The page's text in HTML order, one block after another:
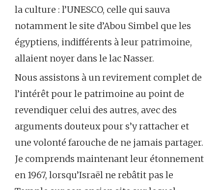
la culture : l’UNESCO, celle qui sauva
notamment le site d’Abou Simbel que les
égyptiens, indifférents à leur patrimoine,
allaient noyer dans le lac Nasser.
Nous assistons à un revirement complet de
l’intérêt pour le patrimoine au point de
revendiquer celui des autres, avec des
arguments douteux pour s’y rattacher et
une volonté farouche de ne jamais partager.
Je comprends maintenant leur étonnement
en 1967, lorsqu’Israël ne rebâtit pas le